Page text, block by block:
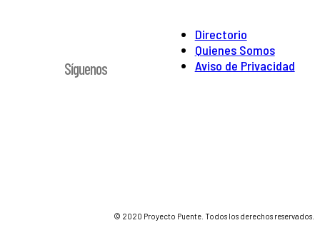
Directorio
Quienes Somos
Aviso de Privacidad
Síguenos
© 2020 Proyecto Puente. Todos los derechos reservados.